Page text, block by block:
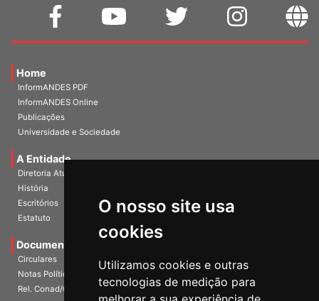
O nosso site usa
cookies
Utilizamos cookies e outras
tecnologias de medição para
Home
InformANDES PDF
InformANDES Online
Publicações
Universidade e Sociedade
A Entidade
Diretoria Atual
História
Escritórios
Estatuto
Documentos
Circulares
Notas Políticas
Rel. Conad/Congresso